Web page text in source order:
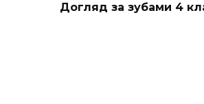
Догляд за зубами 4